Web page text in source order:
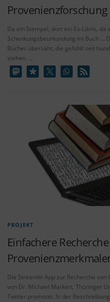
Da ein Stempel, dort ein Ex-Libris, da
Schenkungsbeurkundung im Buch …
Bücher übersäht, die gefühlt seit
stehen. …
PROJEKT
Einfachere
Die Streamlit-App zur Recherche
von Dr. Michael Markert, Thüringer
Twitter promotet. In der